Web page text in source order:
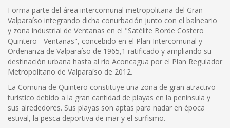
Forma parte del área intercomunal metropolitana del Gran
Valparaíso integrando dicha conurbación junto con el balneario
y zona industrial de Ventanas en el "Satélite Borde Costero
Quintero - Ventanas", concebido en el Plan Intercomunal y
Ordenanza de Valparaíso de 1965,1 ratificado y ampliando su
destinación urbana hasta al río Aconcagua por el Plan Regulador
Metropolitano de Valparaíso de 2012.
La Comuna de Quintero constituye una zona de gran atractivo
turístico debido a la gran cantidad de playas en la península y
sus alrededores. Sus playas son aptas para nadar en época
estival, la pesca deportiva de mar y el surfismo.